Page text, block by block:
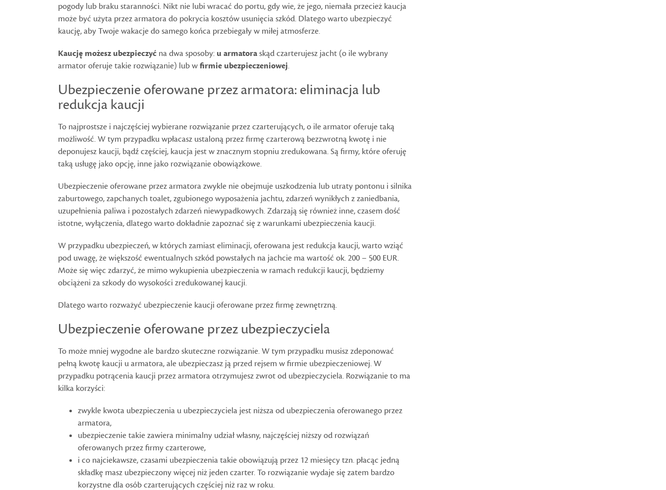
pogody lub braku staranności. Nikt nie lubi wracać do portu, gdy wie, że jego, niemała przecież kaucja
może być użyta przez armatora do pokrycia kosztów usunięcia szkód. Dlatego warto ubezpieczyć
kaucję, aby Twoje wakacje do samego końca przebiegały w miłej atmosferze.
Kaucję możesz ubezpieczyć na dwa sposoby: u armatoraskąd czarterujesz jacht (o ile wybrany
armator oferuje takie rozwiązanie) lub wfirmie ubezpieczeniowej.
Ubezpieczenie oferowane przez armatora: eliminacja lub
redukcja kaucji
To najprostsze i najczęściej wybierane rozwiązanie przez czarterujących, o ile armator oferuje taką
możliwość. W tym przypadku wpłacasz ustaloną przez firmę czarterową bezzwrotną kwotę i nie
deponujesz kaucji, bądź częściej, kaucja jest w znacznym stopniu zredukowana. Są firmy, które oferuję
taką usługę jako opcję, inne jako rozwiązanie obowiązkowe.
Ubezpieczenie oferowane przez armatora zwykle nie obejmuje uszkodzenia lub utraty pontonu i silnika
zaburtowego, zapchanych toalet, zgubionego wyposażenia jachtu, zdarzeń wynikłych z zaniedbania,
uzupełnienia paliwa i pozostałych zdarzeń niewypadkowych. Zdarzają się również inne, czasem dość
istotne, wyłączenia, dlatego warto dokładnie zapoznać się z warunkami ubezpieczenia kaucji.
W przypadku ubezpieczeń, w których zamiast eliminacji, oferowana jest redukcja kaucji, warto wziąć
pod uwagę, że większość ewentualnych szkód powstałych na jachcie ma wartość ok. 200 – 500 EUR.
Może się więc zdarzyć, że mimo wykupienia ubezpieczenia w ramach redukcji kaucji, będziemy
obciążeni za szkody do wysokości zredukowanej kaucji.
Dlatego warto rozważyć ubezpieczenie kaucji oferowane przez firmę zewnętrzną.
Ubezpieczenie oferowane przez ubezpieczyciela
To może mniej wygodne ale bardzo skuteczne rozwiązanie. W tym przypadku musisz zdeponować
pełną kwotę kaucji u armatora, ale ubezpieczasz ją przed rejsem w firmie ubezpieczeniowej. W
przypadku potrącenia kaucji przez armatora otrzymujesz zwrot od ubezpieczyciela. Rozwiązanie to ma
kilka korzyści:
zwykle kwota ubezpieczenia u ubezpieczyciela jest niższa od ubezpieczenia oferowanego przez
armatora,
ubezpieczenie takie zawiera minimalny udział własny, najczęściej niższy od rozwiązań
oferowanych przez firmy czarterowe,
i co najciekawsze, czasami ubezpieczenia takie obowiązują przez 12 miesięcy tzn. płacąc jedną
składkę masz ubezpieczony więcej niż jeden czarter. To rozwiązanie wydaje się zatem bardzo
korzystne dla osób czarterujących częściej niż raz w roku.